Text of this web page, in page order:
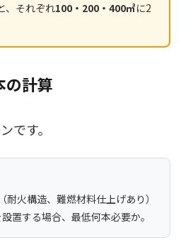
、それぞれ100・200・400㎡に2
の計算
です。
火構造、難燃材料仕上げあり）
置する場合、最低何本必要か。